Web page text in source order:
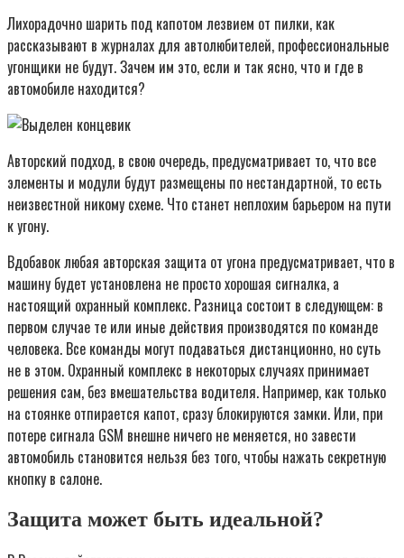
Лихорадочно шарить под капотом лезвием от пилки, как
рассказывают в журналах для автолюбителей, профессиональные
угонщики не будут. Зачем им это, если и так ясно, что и где в
автомобиле находится?
Авторский подход, в свою очередь, предусматривает то, что все
элементы и модули будут размещены по нестандартной, то есть
неизвестной никому схеме. Что станет неплохим барьером на пути
к угону.
Вдобавок любая авторская защита от угона предусматривает, что в
машину будет установлена не просто хорошая сигналка, а
настоящий охранный комплекс. Разница состоит в следующем: в
первом случае те или иные действия производятся по команде
человека. Все команды могут подаваться дистанционно, но суть
не в этом. Охранный комплекс в некоторых случаях принимает
решения сам, без вмешательства водителя. Например, как только
на стоянке отпирается капот, сразу блокируются замки. Или, при
потере сигнала GSM внешне ничего не меняется, но завести
автомобиль становится нельзя без того, чтобы нажать секретную
кнопку в салоне.
Защита может быть идеальной?